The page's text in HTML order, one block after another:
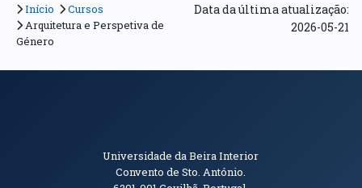
Início
Cursos
Arquitetura e Perspetiva de
Género
Data da última atualização:
2026-05-21
Informações de Contacto
Universidade da Beira Interior
Convento de Sto. António.